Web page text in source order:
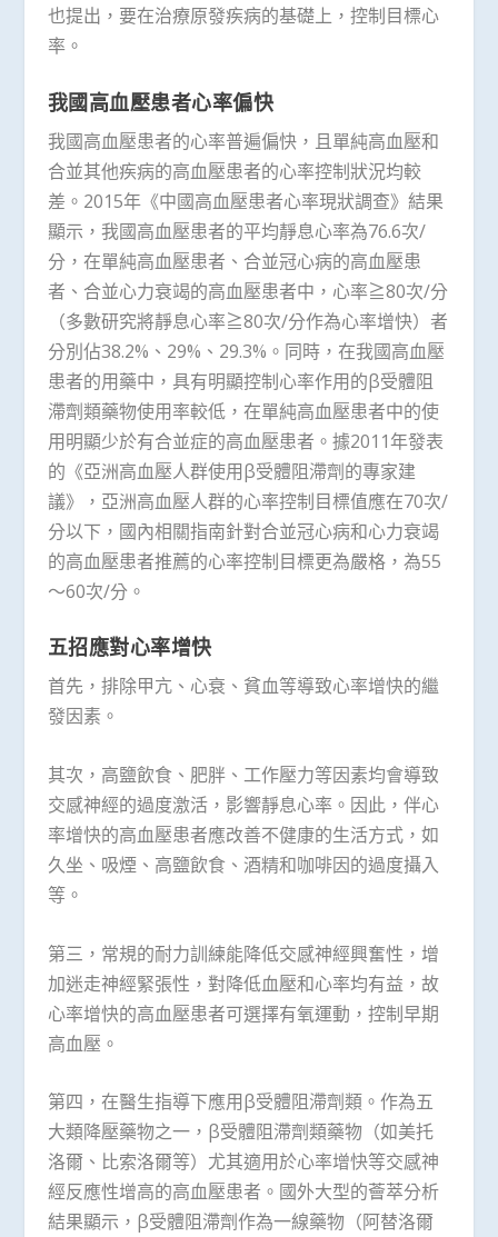
也提出，要在治療原發疾病的基礎上，控制目標心
率。
我國高血壓患者心率偏快
我國高血壓患者的心率普遍偏快，且單純高血壓和
合並其他疾病的高血壓患者的心率控制狀況均較
差。2015年《中國高血壓患者心率現狀調查》結果
顯示，我國高血壓患者的平均靜息心率為76.6次/
分，在單純高血壓患者、合並冠心病的高血壓患
者、合並心力衰竭的高血壓患者中，心率≧80次/分
（多數研究將靜息心率≧80次/分作為心率增快）者
分別佔38.2%、29%、29.3%。同時，在我國高血壓
患者的用藥中，具有明顯控制心率作用的β受體阻
滯劑類藥物使用率較低，在單純高血壓患者中的使
用明顯少於有合並症的高血壓患者。據2011年發表
的《亞洲高血壓人群使用β受體阻滯劑的專家建
議》，亞洲高血壓人群的心率控制目標值應在70次/
分以下，國內相關指南針對合並冠心病和心力衰竭
的高血壓患者推薦的心率控制目標更為嚴格，為55
～60次/分。
五招應對心率增快
首先，排除甲亢、心衰、貧血等導致心率增快的繼
發因素。
其次，高鹽飲食、肥胖、工作壓力等因素均會導致
交感神經的過度激活，影響靜息心率。因此，伴心
率增快的高血壓患者應改善不健康的生活方式，如
久坐、吸煙、高鹽飲食、酒精和咖啡因的過度攝入
等。
第三，常規的耐力訓練能降低交感神經興奮性，增
加迷走神經緊張性，對降低血壓和心率均有益，故
心率增快的高血壓患者可選擇有氧運動，控制早期
高血壓。
第四，在醫生指導下應用β受體阻滯劑類。作為五
大類降壓藥物之一，β受體阻滯劑類藥物（如美托
洛爾、比索洛爾等）尤其適用於心率增快等交感神
經反應性增高的高血壓患者。國外大型的薈萃分析
結果顯示，β受體阻滯劑作為一線藥物（阿替洛爾